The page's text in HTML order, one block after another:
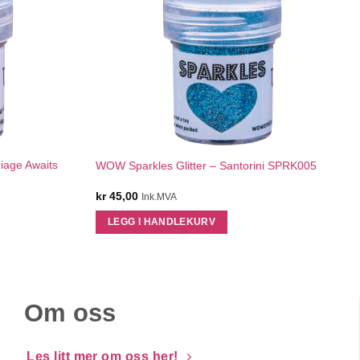
Awaits QUICK VIEW
WOW Sparkles Glitter – Santorini SPRK005
kr45,00 Ink.MVA
LEGG I HANDLEKURV
Om oss
Les litt mer om oss her!